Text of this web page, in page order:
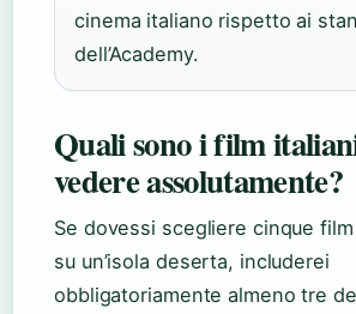
cinema italiano rispetto ai
dell’Academy.
Quali sono i film
vedere assolutamente?
Se dovessi scegliere cinque
su un’isola deserta, includerei
obbligatoriamente almeno tre